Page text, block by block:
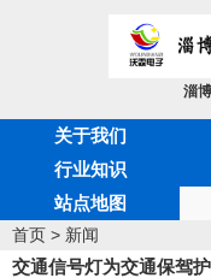
淄
关于我们
行业知识
站点地图
首页 > 新闻
交通信号灯为交通保驾